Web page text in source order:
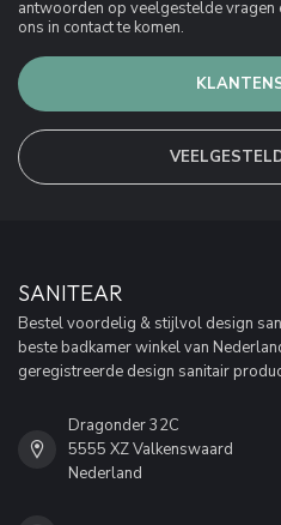
antwoorden op veelgestelde vragen
ons in contact te komen.
SANITEAR
Bestel voordelig & stijlvol design
beste badkamer winkel van
geregistreerde design sanitair
Dragonder 32C
5555 XZ Valkenswaard
Nederland